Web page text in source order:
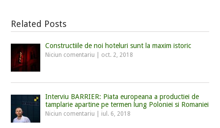
Related Posts
Constructiile de noi hoteluri sunt la maxim istoric
Niciun comentariu oct. 2, 2018
Interviu BARRIER: Piata europeana a productiei de
tamplarie apartine pe termen lung Poloniei si Romaniei
Niciun comentariu iul. 6, 2018